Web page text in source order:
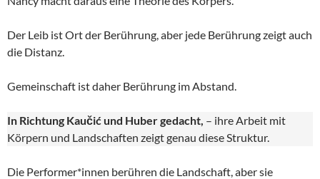
Der Leib ist Ort der Berührung, aber jede Berührung zeigt auch
die Distanz.
Gemeinschaft ist daher Berührung im Abstand.
In Richtung Kaučić und Huber gedacht, – ihre Arbeit mit
Körpern und Landschaften zeigt genau diese Struktur.
Die Performer*innen berühren die Landschaft, aber sie